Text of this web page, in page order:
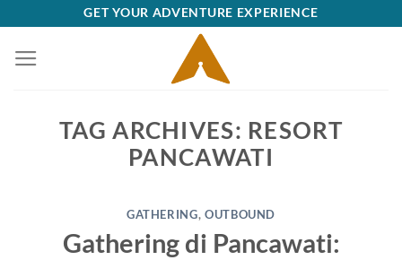
content
GET YOUR ADVENTURE EXPERIENCE
TAG ARCHIVES: RESORT
PANCAWATI
GATHERING, OUTBOUND
Gathering di Pancawati: